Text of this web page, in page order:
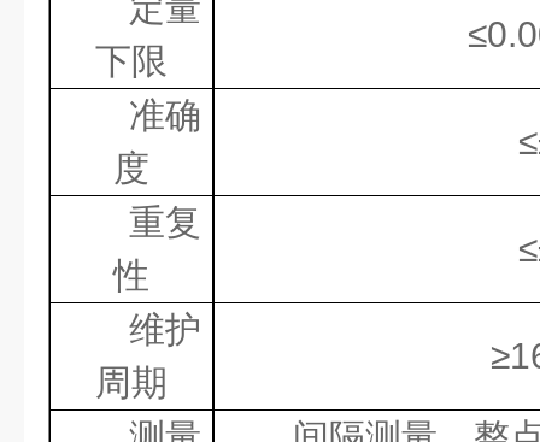
下限
≤
准确
度
重复
性
维护
周期
≥